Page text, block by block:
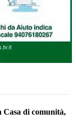
Casa di comunità,